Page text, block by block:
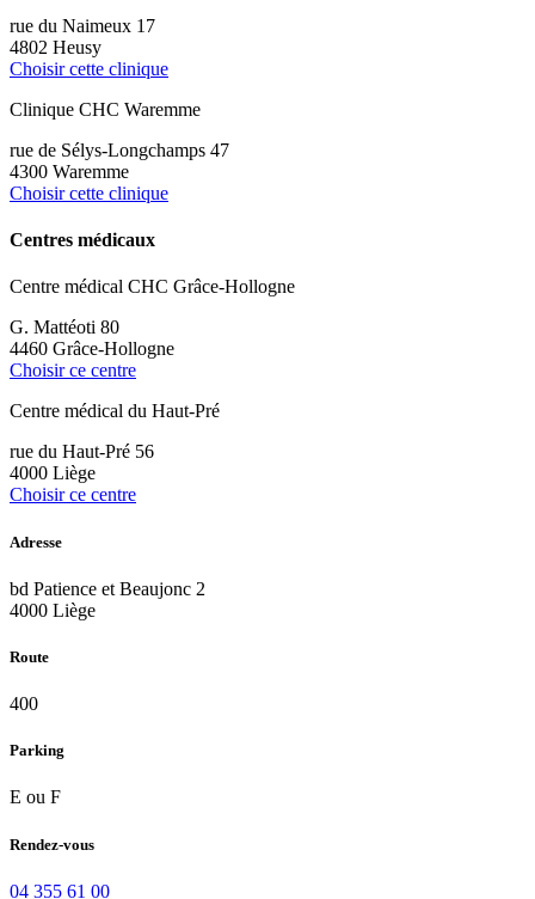
rue du Naimeux 17
4802 Heusy
Choisir cette clinique
Clinique CHC Waremme
rue de Sélys-Longchamps 47
4300 Waremme
Choisir cette clinique
Centres médicaux
Centre médical CHC Grâce-Hollogne
G. Mattéoti 80
4460 Grâce-Hollogne
Choisir ce centre
Centre médical du Haut-Pré
rue du Haut-Pré 56
4000 Liège
Choisir ce centre
Adresse
bd Patience et Beaujonc 2
4000 Liège
Route
400
Parking
E ou F
Rendez-vous
04 355 61 00